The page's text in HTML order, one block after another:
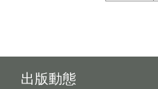
出版動態